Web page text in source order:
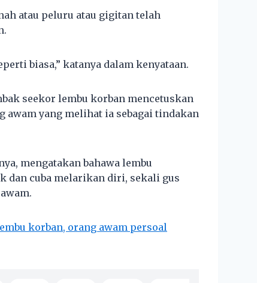
atau peluru atau gigitan telah
biasa,” katanya dalam kenyataan.
seekor lembu korban mencetuskan
yang melihat ia sebagai tindakan
mengatakan bahawa lembu
dan cuba melarikan diri, sekali gus
korban, orang awam persoal